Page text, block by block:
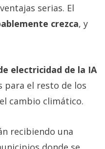
serias. El
crezca, y
electricidad de la IA
para el resto de los
cambio climático.
recibiendo una